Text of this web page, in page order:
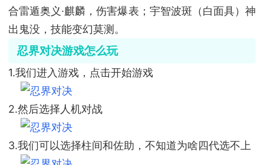
合雷遁奥义·麒麟，伤害爆表；宇智波斑（白面具）神
出鬼没，技能变幻莫测。
忍界对决游戏怎么玩
1.我们进入游戏，点击开始游戏
2.然后选择人机对战
3.我们可以选择柱间和佐助，不知道为啥四代选不上